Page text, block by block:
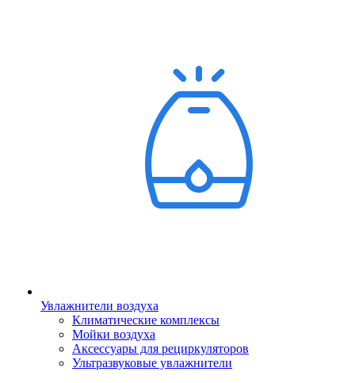
Увлажнители воздуха
Климатические комплексы
Мойки воздуха
Аксессуары для рециркуляторов
Ультразвуковые увлажнители